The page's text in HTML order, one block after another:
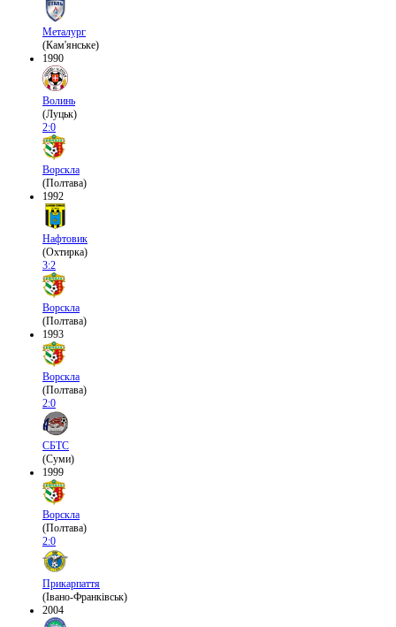
Металург
(Кам'янське)
1990
Волинь
(Луцьк)
2:0
Ворскла
(Полтава)
1992
Нафтовик
(Охтирка)
3:2
Ворскла
(Полтава)
1993
Ворскла
(Полтава)
2:0
СБТС
(Суми)
1999
Ворскла
(Полтава)
2:0
Прикарпаття
(Івано-Франківськ)
2004